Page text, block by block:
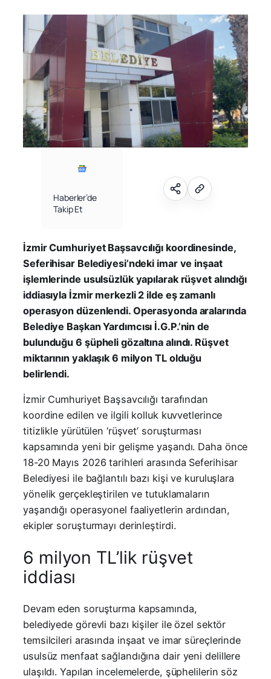
Haberler’de
Takip Et
İzmir Cumhuriyet Başsavcılığı koordinesinde,
Seferihisar Belediyesi’ndeki imar ve inşaat
işlemlerinde usulsüzlük yapılarak rüşvet alındığı
iddiasıyla İzmir merkezli 2 ilde eş zamanlı
operasyon düzenlendi. Operasyonda aralarında
Belediye Başkan Yardımcısı İ.G.P.’nin de
bulunduğu 6 şüpheli gözaltına alındı. Rüşvet
miktarının yaklaşık 6 milyon TL olduğu
belirlendi.
İzmir Cumhuriyet Başsavcılığı tarafından
koordine edilen ve ilgili kolluk kuvvetlerince
titizlikle yürütülen ‘rüşvet’ soruşturması
kapsamında yeni bir gelişme yaşandı. Daha önce
18-20 Mayıs 2026 tarihleri arasında Seferihisar
Belediyesi ile bağlantılı bazı kişi ve kuruluşlara
yönelik gerçekleştirilen ve tutuklamaların
yaşandığı operasyonel faaliyetlerin ardından,
ekipler soruşturmayı derinleştirdi.
6 milyon TL’lik rüşvet
iddiası
Devam eden soruşturma kapsamında,
belediyede görevli bazı kişiler ile özel sektör
temsilcileri arasında inşaat ve imar süreçlerinde
usulsüz menfaat sağlandığına dair yeni delillere
ulaşıldı. Yapılan incelemelerde, şüphelilerin söz